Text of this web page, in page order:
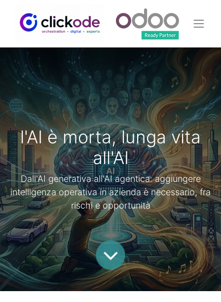
l'AI è morta, lunga vita
all'AI
Dall'AI generativa all'AI agentica: aggiungere
intelligenza operativa in azienda è necessario, fra
rischi e opportunità